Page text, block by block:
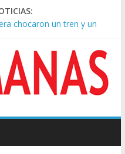
chocaron un tren y un
a Plaza de Mayo de
histórico representante
privada, Bullrich
de “ficción judicial” el